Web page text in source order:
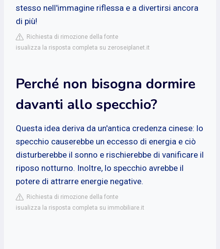
stesso nell'immagine riflessa e a divertirsi ancora
di più!
Richiesta di rimozione della fonte
isualizza la risposta completa su zeroseiplanet.it
Perché non bisogna dormire
davanti allo specchio?
Questa idea deriva da un'antica credenza cinese: lo
specchio causerebbe un eccesso di energia e ciò
disturberebbe il sonno e rischierebbe di vanificare il
riposo notturno. Inoltre, lo specchio avrebbe il
potere di attrarre energie negative.
Richiesta di rimozione della fonte
isualizza la risposta completa su immobiliare.it